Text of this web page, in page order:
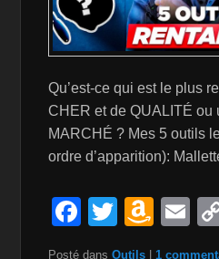
Qu’est-ce qui est le plus
CHER et de QUALITÉ ou
MARCHÉ ? Mes 5 outils
ordre d’apparition):
F
a
T
wi
A
m
E
Posté dans Outils |1